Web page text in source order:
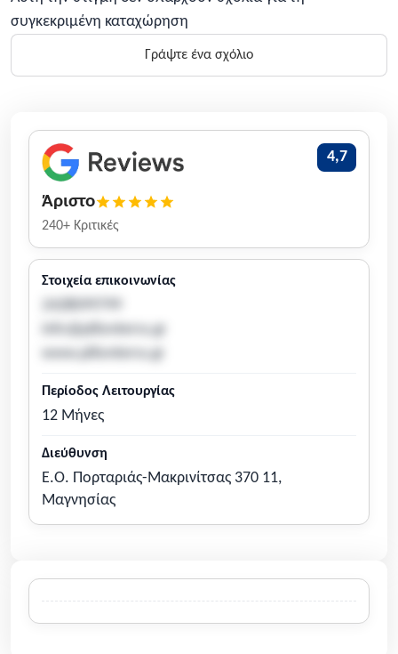
συγκεκριμένη καταχώρηση
Γράψτε ένα σχόλιο
4,7
Άριστο
240+ Κριτικές
Στοιχεία επικοινωνίας
info@pilionterra.gr
www.pilionterra.gr
Περίοδος Λειτουργίας
12 Μήνες
Διεύθυνση
Ε.Ο. Πορταριάς-Μακρινίτσας 370 11,
Μαγνησίας